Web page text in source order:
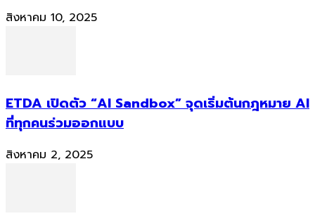
สิงหาคม 10, 2025
ETDA เปิดตัว “AI Sandbox” จุดเริ่มต้นกฎหมาย AI
ที่ทุกคนร่วมออกแบบ
สิงหาคม 2, 2025